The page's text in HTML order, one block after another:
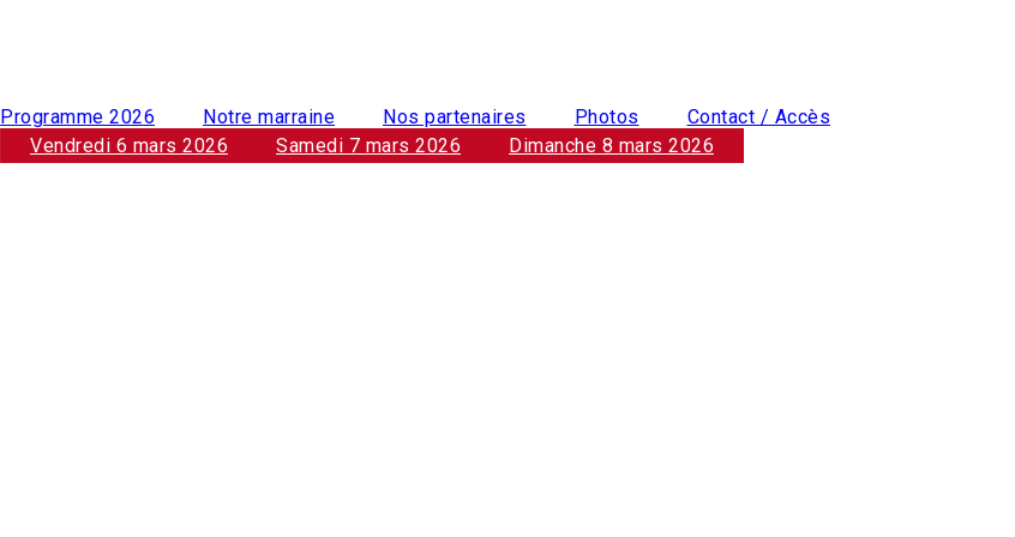
Programme 2026
Vendredi 6 mars 2026
Samedi 7 mars 2026 Dimanche 8 mars 2026
Notre marraine Nos partenaires Photos Contact / Accès